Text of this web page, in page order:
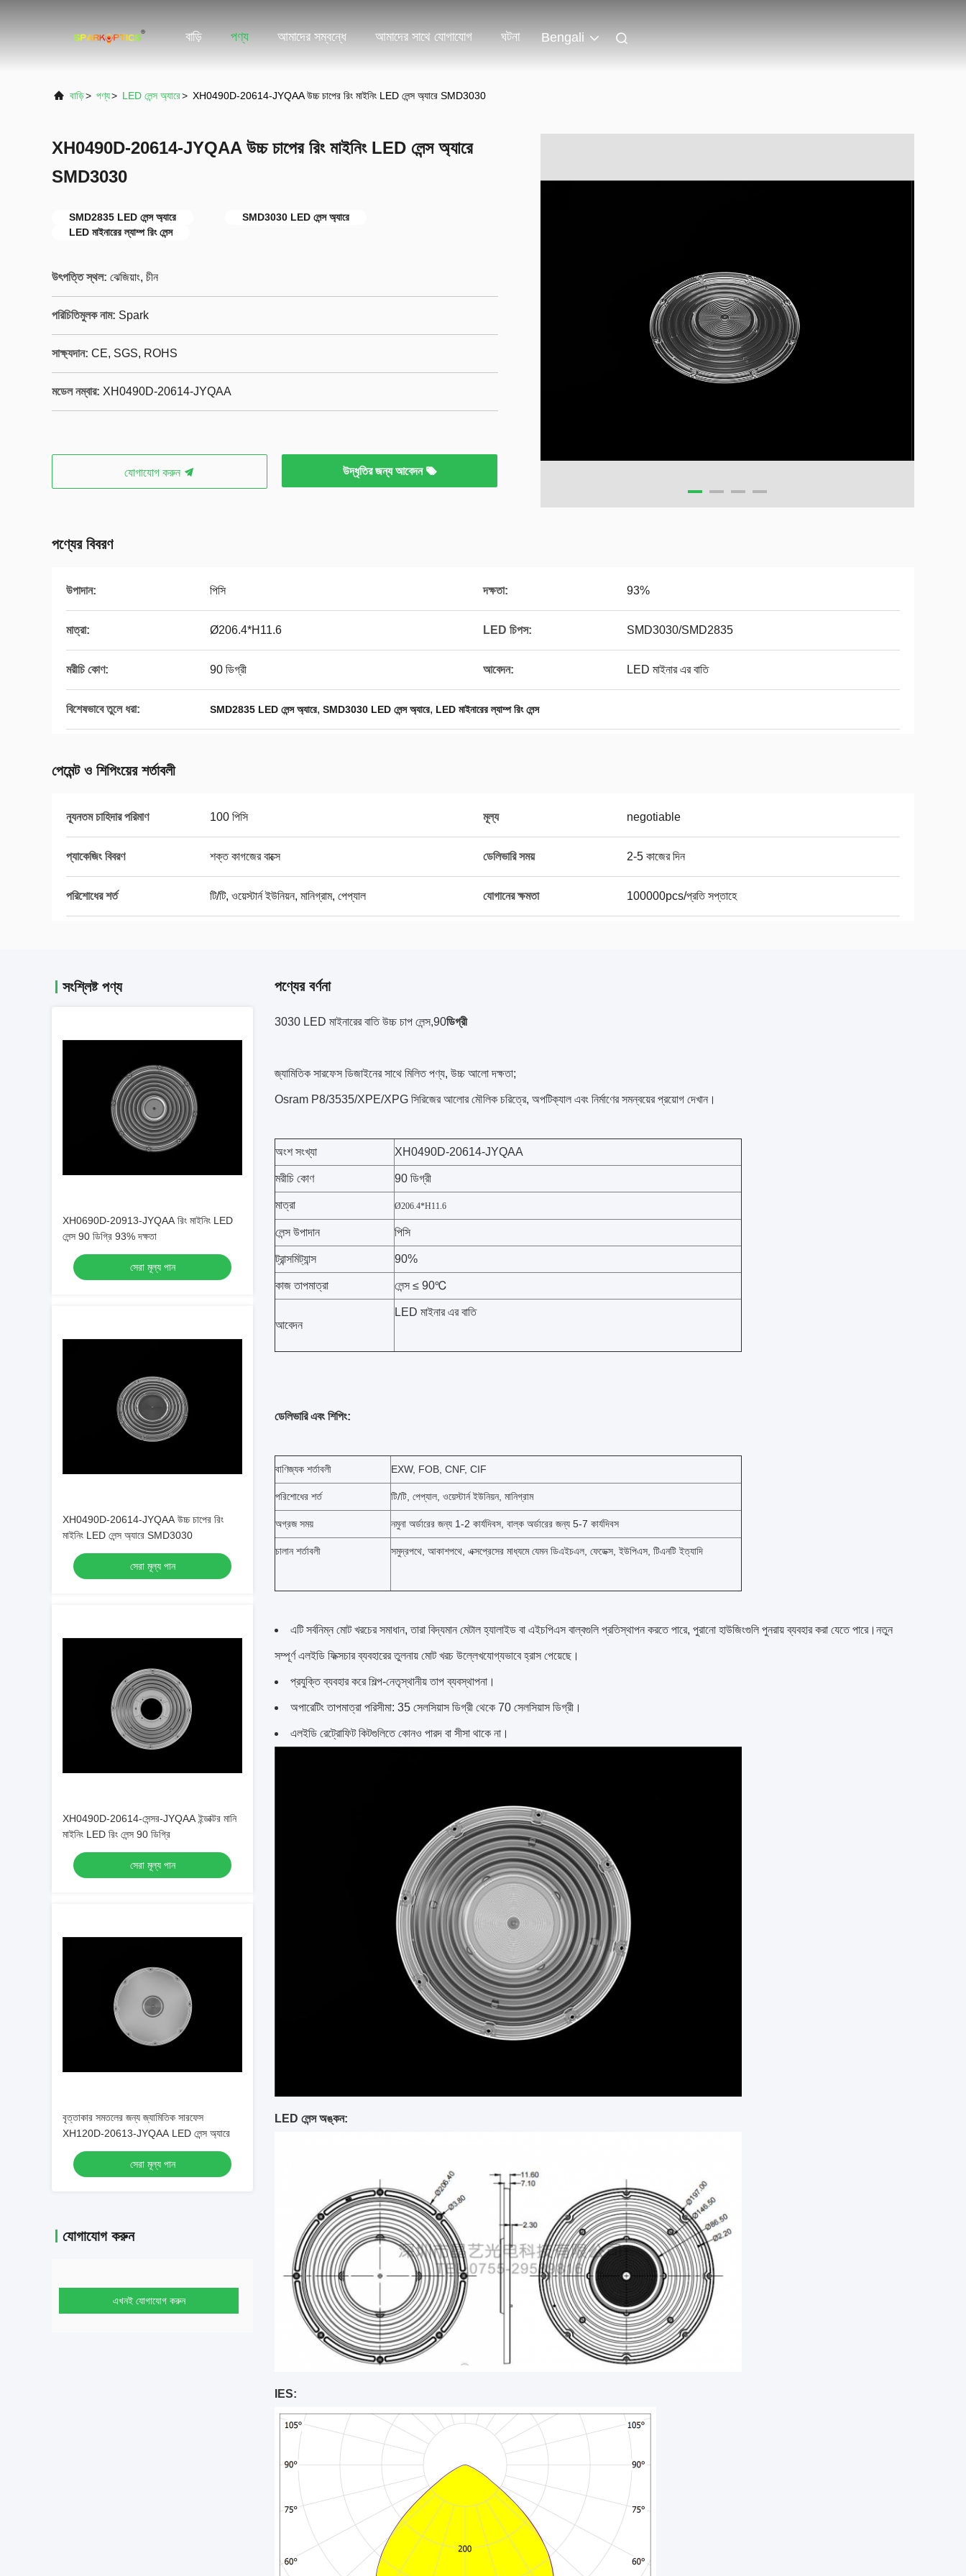
বাড়ি পণ্য আমাদের সম্বন্ধে আমাদের সাথে যোগাযোগ ঘটনা Bengali
বাড়ি> পণ্য> LED লেন্স অ্যারে> XH0490D-20614-JYQAA উচ্চ চাপের রিং মাইনিং LED লেন্স অ্যারে SMD3030
XH0490D-20614-JYQAA উচ্চ চাপের রিং মাইনিং LED লেন্স অ্যারে
SMD3030
SMD2835 LED লেন্স অ্যারে
SMD3030 LED লেন্স অ্যারে
LED মাইনারের ল্যাম্প রিং লেন্স
উৎপত্তি স্থল: ঝেজিয়াং, চীন
পরিচিতিমুলক নাম: Spark
সাক্ষ্যদান: CE, SGS, ROHS
মডেল নম্বার: XH0490D-20614-JYQAA
যোগাযোগ করুন উদ্ধৃতির জন্য আবেদন
পণ্যের বিবরণ
উপাদান: পিসি দক্ষতা: 93%
মাত্রা: Ø206.4*H11.6 LED চিপস: SMD3030/SMD2835
মরীচি কোণ: 90 ডিগ্রী আবেদন: LED মাইনার এর বাতি
বিশেষভাবে তুলে ধরা: SMD2835 LED লেন্স অ্যারে, SMD3030 LED লেন্স অ্যারে, LED মাইনারের ল্যাম্প রিং লেন্স
পেমেন্ট ও শিপিংয়ের শর্তাবলী
ন্যূনতম চাহিদার পরিমাণ 100 পিসি মূল্য negotiable
প্যাকেজিং বিবরণ শক্ত কাগজের বাক্সে ডেলিভারি সময় 2-5 কাজের দিন
পরিশোধের শর্ত টি/টি, ওয়েস্টার্ন ইউনিয়ন, মানিগ্রাম, পেপ্যাল যোগানের ক্ষমতা 100000pcs/প্রতি সপ্তাহে
সংশ্লিষ্ট পণ্য
XH0690D-20913-JYQAA রিং মাইনিং LED
লেন্স 90 ডিগ্রি 93% দক্ষতা
সেরা মূল্য পান
XH0490D-20614-JYQAA উচ্চ চাপের রিং
মাইনিং LED লেন্স অ্যারে SMD3030
সেরা মূল্য পান
XH0490D-20614-সেন্সর-JYQAA ইন্ডাক্টর মানি
মাইনিং LED রিং লেন্স 90 ডিগ্রি
সেরা মূল্য পান
বৃত্তাকার সমতলের জন্য জ্যামিতিক সারফেস
XH120D-20613-JYQAA LED লেন্স অ্যারে
সেরা মূল্য পান
যোগাযোগ করুন
এখনই যোগাযোগ করুন
পণ্যের বর্ণনা
3030 LED মাইনারের বাতি উচ্চ চাপ লেন্স,90ডিগ্রী
জ্যামিতিক সারফেস ডিজাইনের সাথে মিলিত পণ্য, উচ্চ আলো দক্ষতা;
Osram P8/3535/XPE/XPG সিরিজের আলোর মৌলিক চরিত্রে, অপটিক্যাল এবং নির্মাণের সমন্বয়ের প্রয়োগ দেখান।
অংশ সংখ্যা XH0490D-20614-JYQAA
মরীচি কোণ 90 ডিগ্রী
মাত্রা Ø206.4*H11.6
লেন্স উপাদান পিসি
ট্রান্সমিট্যান্স 90%
কাজ তাপমাত্রা লেন্স ≤ 90℃
আবেদন
LED মাইনার এর বাতি
ডেলিভারি এবং শিপিং:
বাণিজ্যক শর্তাবলী EXW, FOB, CNF, CIF
পরিশোধের শর্ত টি/টি, পেপ্যাল, ওয়েস্টার্ন ইউনিয়ন, মানিগ্রাম
অগ্রজ সময় নমুনা অর্ডারের জন্য 1-2 কার্যদিবস, বাল্ক অর্ডারের জন্য 5-7 কার্যদিবস
চালান শর্তাবলী সমুদ্রপথে, আকাশপথে, এক্সপ্রেসের মাধ্যমে যেমন ডিএইচএল, ফেডেক্স, ইউপিএস, টিএনটি ইত্যাদি
এটি সর্বনিম্ন মোট খরচের সমাধান, তারা বিদ্যমান মেটাল হ্যালাইড বা এইচপিএস বাল্বগুলি প্রতিস্থাপন করতে পারে, পুরানো হাউজিংগুলি পুনরায় ব্যবহার করা যেতে পারে।নতুন
সম্পূর্ণ এলইডি ফিক্সচার ব্যবহারের তুলনায় মোট খরচ উল্লেখযোগ্যভাবে হ্রাস পেয়েছে।
প্রযুক্তি ব্যবহার করে শিল্প-নেতৃস্থানীয় তাপ ব্যবস্থাপনা।
অপারেটিং তাপমাত্রা পরিসীমা: 35 সেলসিয়াস ডিগ্রী থেকে 70 সেলসিয়াস ডিগ্রী।
এলইডি রেট্রোফিট কিটগুলিতে কোনও পারদ বা সীসা থাকে না।
LED লেন্স অঙ্কন:
IES: